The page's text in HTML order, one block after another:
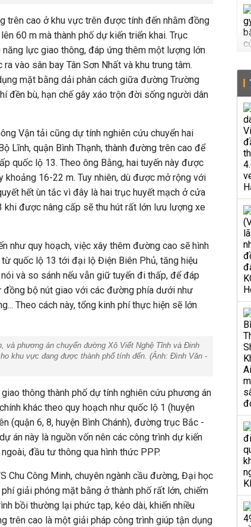
trên cao ở khu vực trên được tính đến nhằm đồng
60 m mà thành phố dự kiến triển khai. Trục
lực giao thông, đáp ứng thêm một lượng lớn
vào sân bay Tân Sơn Nhất và khu trung tâm.
mặt bằng dải phân cách giữa đường Trường
đền bù, hạn chế gây xáo trộn đời sống người dân
Vận tải cũng dự tính nghiên cứu chuyển hai
Lĩnh, quận Bình Thạnh, thành đường trên cao để
quốc lộ 13. Theo ông Bằng, hai tuyến này được
khoảng 16-22 m. Tuy nhiên, dù được mở rộng với
hết ùn tắc vì đây là hai trục huyết mạch ở cửa
khi được nâng cấp sẽ thu hút rất lớn lưu lượng xe
như quy hoạch, việc xây thêm đường cao sẽ hình
quốc lộ 13 tới đại lộ Điện Biên Phủ, tăng hiệu
và so sánh nếu vẫn giữ tuyến đi thấp, để đáp
bộ nút giao với các đường phía dưới như
Theo cách này, tổng kinh phí thực hiện sẽ lớn
và phương án chuyển đường Xô Viết Nghệ Tĩnh và Đinh
khu vực đang được thành phố tính đến. (Ảnh: Đình Văn -
thông thành phố dự tính nghiên cứu phương án
khác theo quy hoạch như quốc lộ 1 (huyện
(quận 6, 8, huyện Bình Chánh), đường trục Bắc -
án này là nguồn vốn nên các công trình dự kiến
đầu tư thông qua hình thức PPP.
Chu Công Minh, chuyên ngành cầu đường, Đại học
giải phóng mặt bằng ở thành phố rất lớn, chiếm
bồi thường lại phức tạp, kéo dài, khiến nhiều
trên cao là một giải pháp công trình giúp tận dụng